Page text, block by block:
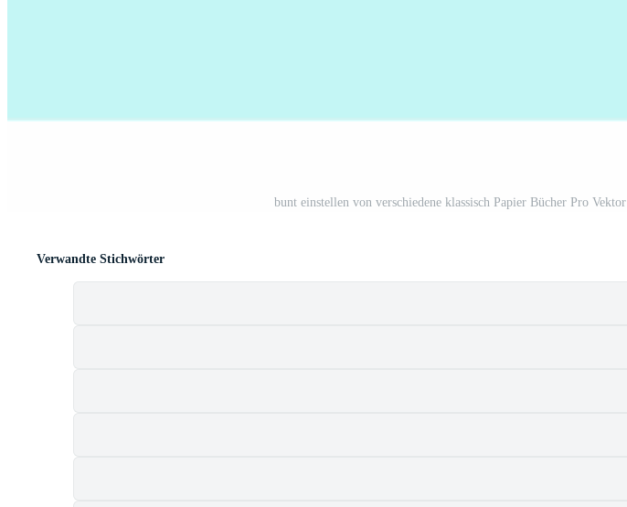
bunt einstellen von verschiedene klassisch Papier Bücher Pro Vektor
Verwandte Stichwörter